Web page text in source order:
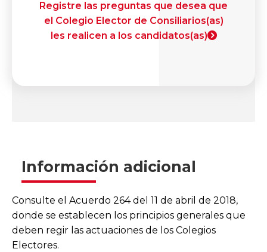
Registre las preguntas que desea que
el Colegio Elector de Consiliarios(as)
les realicen a los candidatos(as)
Información adicional
Consulte el Acuerdo 264 del 11 de abril de 2018,
donde se establecen los principios generales que
deben regir las actuaciones de los Colegios
Electores.